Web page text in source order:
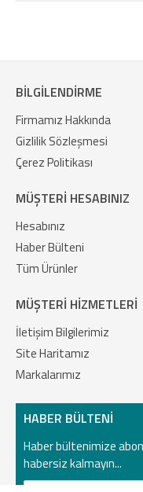
BILGILENDIRME
Firmamız Hakkında
Gizlilik Sözleşmesi
Çerez Politikası
MÜŞTERI HESABINIZ
Hesabınız
Haber Bülteni
Tüm Ürünler
MÜŞTERI HIZMETLERI
İletişim Bilgilerimiz
Site Haritamız
Markalarımız
HABER BÜLTENI
Haber bültenimize
habersiz kalmayın...